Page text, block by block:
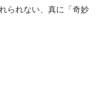
られない、真に「奇妙